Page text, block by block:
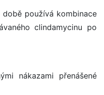
používá kombinace
clindamycinu po
nákazami přenášené